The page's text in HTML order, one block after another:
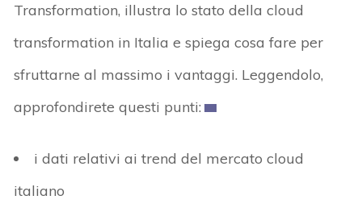
Transformation, illustra lo stato della cloud
transformation in Italia e spiega cosa fare per
sfruttarne al massimo i vantaggi. Leggendolo,
approfondirete questi punti:
i dati relativi ai trend del mercato cloud
italiano